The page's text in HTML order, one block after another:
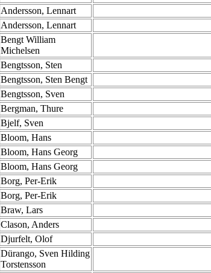
Andersson, Lennart
Andersson, Lennart
Bengt William
Michelsen
Bengtsson, Sten
Bengtsson, Sten Bengt
Bengtsson, Sven
Bergman, Thure
Bjelf, Sven
Bloom, Hans
Bloom, Hans Georg
Bloom, Hans Georg
Borg, Per-Erik
Borg, Per-Erik
Braw, Lars
Clason, Anders
Djurfelt, Olof
Dürango, Sven Hilding
Torstensson